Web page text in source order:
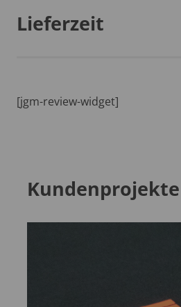
Lieferzeit
[jgm-review-widget]
Kundenprojekte